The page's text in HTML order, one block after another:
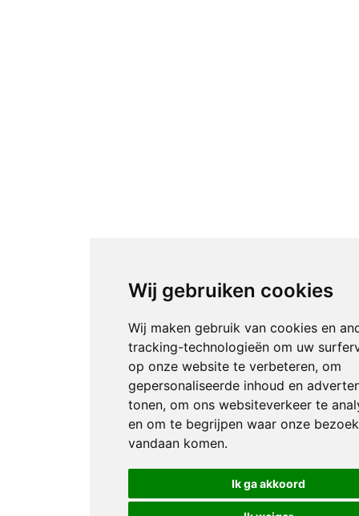
Wij gebruiken cookies
Wij maken gebruik van cookies en
tracking-technologieën om uw
op onze website te verbeteren, om
gepersonaliseerde inhoud en
tonen, om ons websiteverkeer te
en om te begrijpen waar onze
vandaan komen.
Ik ga akkoord